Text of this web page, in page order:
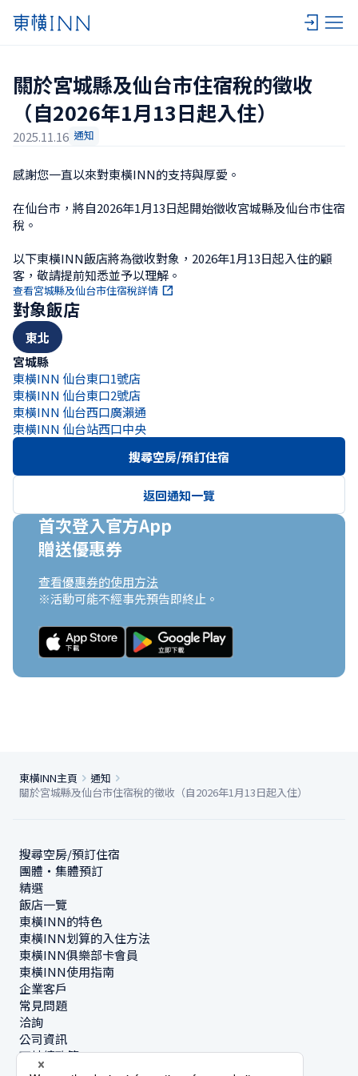
關於宮城縣及仙台市住宿稅的徵收
（自2026年1月13日起入住）
2025.11.16 通知
感謝您一直以來對東橫INN的支持與厚愛。
在仙台市，將自2026年1月13日起開始徵收宮城縣及仙台市住宿
稅。
以下東橫INN飯店將為徵收對象，2026年1月13日起入住的顧
客，敬請提前知悉並予以理解。
查看宮城縣及仙台市住宿稅詳情
對象飯店
東北
宮城縣
東橫INN 仙台東口1號店
東橫INN 仙台東口2號店
東橫INN 仙台西口廣瀨通
東橫INN 仙台站西口中央
搜尋空房/預訂住宿
返回通知一覽
首次登入官方App
贈送優惠券
查看優惠券的使用方法
※活動可能不經事先預告即終止。
東橫INN主頁
通知
關於宮城縣及仙台市住宿稅的徵收（自2026年1月13日起入住）
搜尋空房/預訂住宿
團體・集體預訂
精選
飯店一覽
東橫INN的特色
東橫INN划算的入住方法
東橫INN俱樂部卡會員
東橫INN使用指南
企業客戶
常見問題
洽詢
公司資訊
可持續政策